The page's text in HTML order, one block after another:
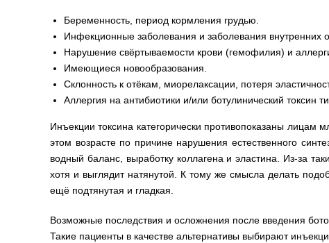
Беременность, период кормления грудью.
Инфекционные заболевания и заболевания внутренних
Нарушение свёртываемости крови (гемофилия) и
Имеющиеся новообразования.
Склонность к отёкам, миорелаксации, потеря
Аллергия на антибиотики и/или ботулинический токсин
Инъекции токсина категорически противопоказаны
этом возрасте по причине нарушения естественного
водный баланс, выработку коллагена и эластина. Из-за
хотя и выглядит натянутой. К тому же смысла делать
ещё подтянутая и гладкая.
Возможные последствия и осложнения после введения
Такие пациенты в качестве альтернативы выбирают